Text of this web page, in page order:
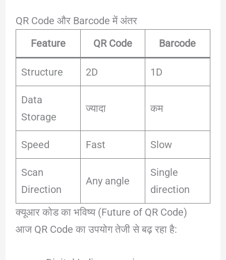
QR Code और Barcode में अंतर
Feature
QR Code Barcode
Structure 2D 1D
Data
Storage
ज्यादा कम
Speed Fast Slow
Scan
Direction
Any angle
Single
direction
क्यूआर कोड का भविष्य (Future of QR Code)
आज QR Code का उपयोग तेजी से बढ़ रहा है: